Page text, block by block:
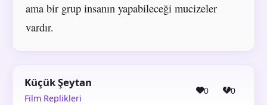
ama bir grup insanın yapabileceği mucizeler
vardır.
Küçük Şeytan
Film Replikleri
0 0